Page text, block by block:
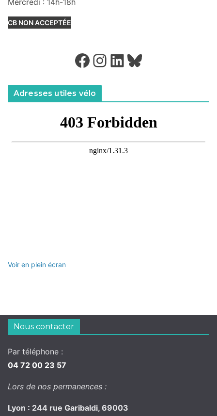
Mercredi : 14h-18h
CB NON ACCEPTÉE
Facebook Instagram LinkedIn Bluesky
Adresses utiles vélo
Voir en plein écran
Nous contacter
Par téléphone :
04 72 00 23 57
Lors de nos permanences :
Lyon : 244 rue Garibaldi, 69003